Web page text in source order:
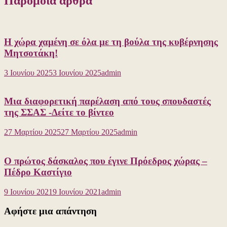
Η χώρα χαμένη σε όλα με τη βούλα της κυβέρνησης
Μητσοτάκη!
3 Ιουνίου 20253 Ιουνίου 2025admin
Μια διαφορετική παρέλαση από τους σπουδαστές
της ΣΣΑΣ -Δείτε το βίντεο
27 Μαρτίου 202527 Μαρτίου 2025admin
Ο πρώτος δάσκαλος που έγινε Πρόεδρος χώρας –
Πέδρο Καστίγιο
9 Ιουνίου 20219 Ιουνίου 2021admin
Αφήστε μια απάντηση